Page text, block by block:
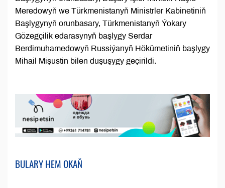
Meredowyň we Türkmenistanyň Ministrler Kabinetiniň
Başlygynyň orunbasary, Türkmenistanyň Ýokary
Gözegçilik edarasynyň başlygy Serdar
Berdimuhamedowyň Russiýanyň Hökümetiniň başlygy
Mihail Mişustin bilen duşuşygy geçirildi.
BULARY HEM OKAŇ